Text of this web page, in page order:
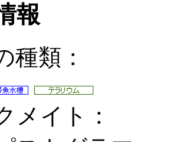
報
種類：
メイト：